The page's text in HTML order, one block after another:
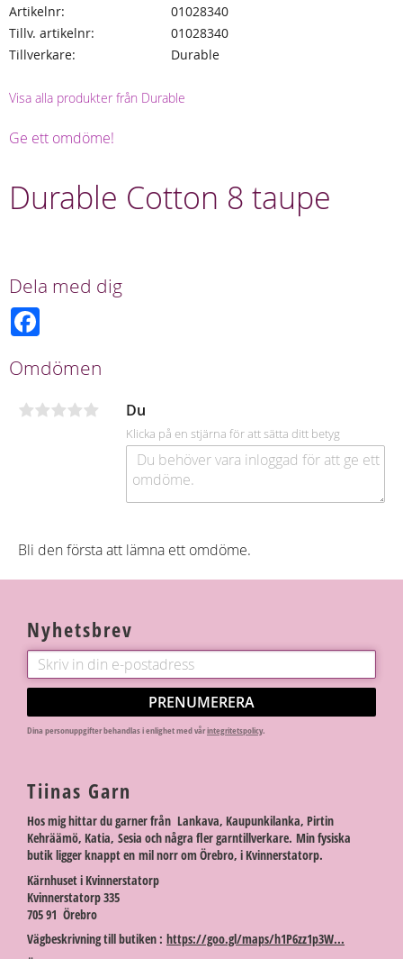
Artikelnr
01028340
Tillv. artikelnr
01028340
Tillverkare
Durable
Visa alla produkter från Durable
Ge ett omdöme!
Durable Cotton 8 taupe
Dela med dig
b
o
k
Omdömen
Du
Klicka på en stjärna för att sätta ditt betyg
Bli den första att lämna ett omdöme.
Nyhetsbrev
PRENUMERERA
Dina personuppgifter behandlas i enlighet med vårintegritetspolicy.
Tiinas Garn
Hos mig hittar du garner från Lankava, Kaupunkilanka, Pirtin
Kehräämö, Katia, Sesia och några fler garntillverkare. Min fysiska
butik ligger knappt en mil norr om Örebro, i Kvinnerstatorp.
Kärnhuset i Kvinnerstatorp
Kvinnerstatorp 335
705 91 Örebro
Vägbeskrivning till butiken : https://goo.gl/maps/h1P6zz1p3W...